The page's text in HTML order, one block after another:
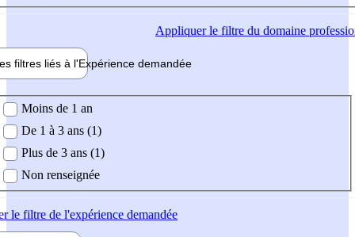
Appliquerle filtre du domaine
filtres liés à l'Expérience demandée
demandée
Moins de 1 an
De 1 à 3 ans (1)
Plus de 3 ans (1)
Non renseignée
le filtre de l'expérience demandée